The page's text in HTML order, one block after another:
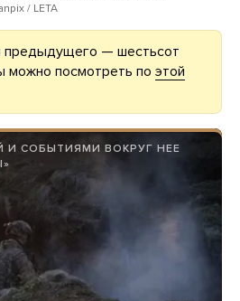
/ LETA
предыдущего — шестьсот
можно посмотреть по этой
И СОБЫТИЯМИ ВОКРУГ НЕЕ